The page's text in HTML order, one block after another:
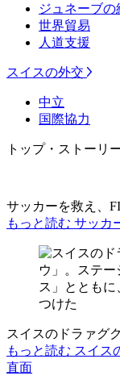
ジュネーブの
世界貿易
人道支援
スイスの外交
中立
国際協力
トップ・ストーリ
サッカーを救え、
もっと読む サッカ
スイスのドラァグ
もっと読む スイス
直面